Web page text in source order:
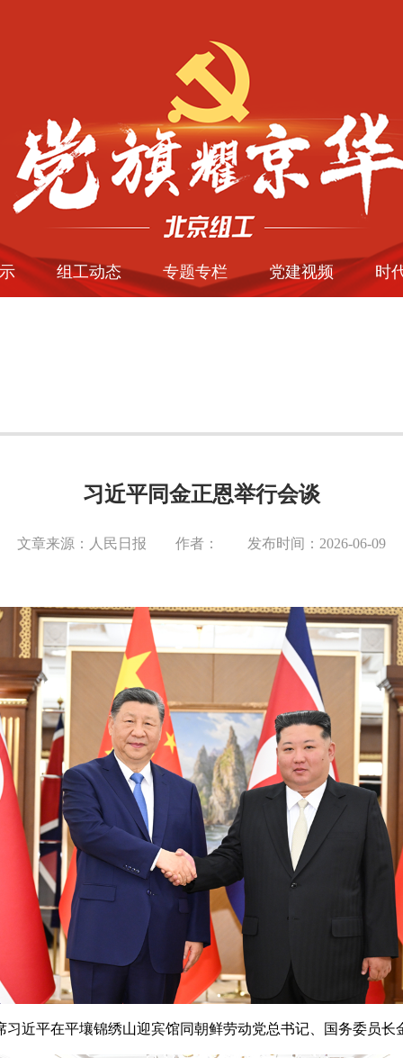
组工动态 专题专栏 党建视频 时
习近平同金正恩举行会谈
文章来源：人民日报 作者： 发布时间：2026-06-09
近平在平壤锦绣山迎宾馆同朝鲜劳动党总书记、国务委员